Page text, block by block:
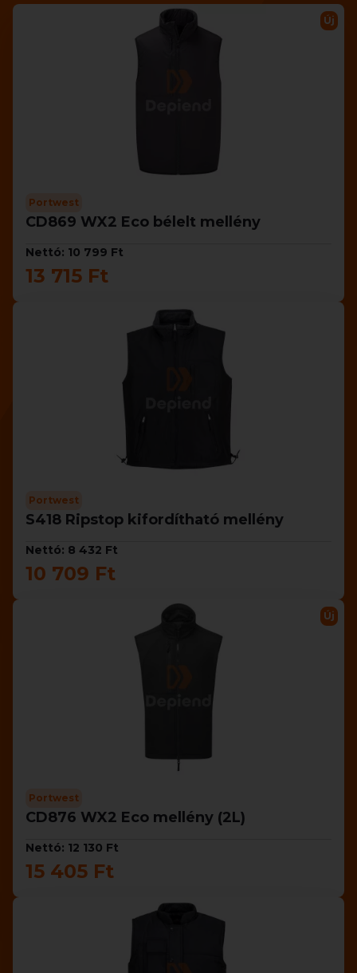
Új
Portwest
CD869 WX2 Eco bélelt mellény
Nettó: 10 799 Ft
13 715 Ft
Portwest
S418 Ripstop kifordítható mellény
Nettó: 8 432 Ft
10 709 Ft
Új
Portwest
CD876 WX2 Eco mellény (2L)
Nettó: 12 130 Ft
15 405 Ft